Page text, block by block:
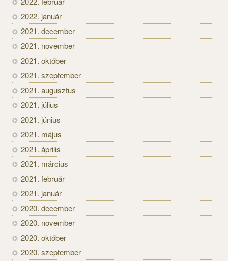
2022. január
2021. december
2021. november
2021. október
2021. szeptember
2021. augusztus
2021. július
2021. június
2021. május
2021. április
2021. március
2021. február
2021. január
2020. december
2020. november
2020. október
2020. szeptember